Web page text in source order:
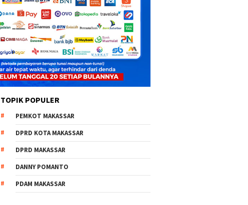
TOPIK POPULER
PEMKOT MAKASSAR
DPRD KOTA MAKASSAR
DPRD MAKASSAR
DANNY POMANTO
PDAM MAKASSAR